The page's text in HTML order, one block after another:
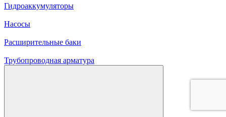
Гидроаккумуляторы
Насосы
Расширительные баки
Трубопроводная арматура